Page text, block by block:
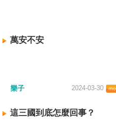
萬安不安
樂子 2024-03-30
這三國到底怎麼回事？